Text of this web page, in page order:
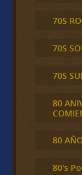
70S
70S
70S
80
80
80's